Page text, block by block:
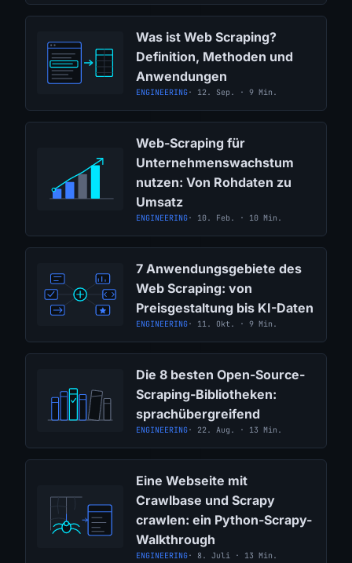
Was ist Web Scraping?
Definition, Methoden und
Anwendungen
ENGINEERING· 12. Sep. · 9 Min.
Web-Scraping für
Unternehmenswachstum
nutzen: Von Rohdaten zu
Umsatz
ENGINEERING· 10. Feb. · 10 Min.
7 Anwendungsgebiete des
Web Scraping: von
Preisgestaltung bis KI-Daten
ENGINEERING· 11. Okt. · 9 Min.
Die 8 besten Open-Source-
Scraping-Bibliotheken:
sprachübergreifend
ENGINEERING· 22. Aug. · 13 Min.
Eine Webseite mit
Crawlbase und Scrapy
crawlen: ein Python-Scrapy-
Walkthrough
ENGINEERING· 8. Juli · 13 Min.